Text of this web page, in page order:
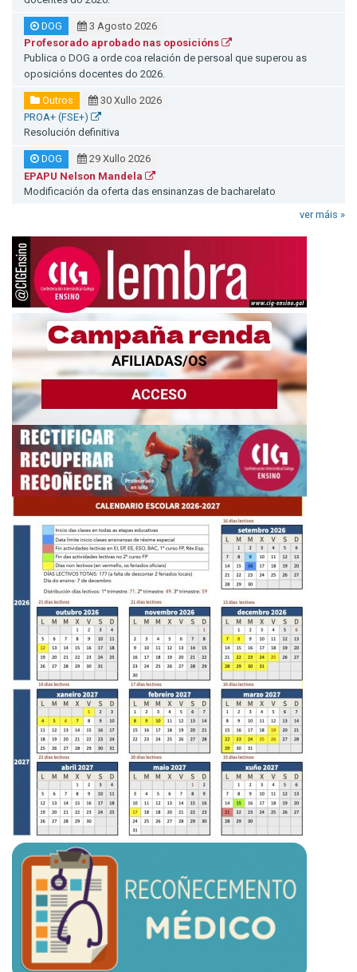
DOG
3 Agosto 2026
Profesorado aprobado nas oposicións
Publica o DOG a orde coa relación de persoal que superou as
oposicións docentes do 2026.
Outros
30 Xullo 2026
PROA+ (FSE+)
Resolución definitiva
DOG
29 Xullo 2026
EPAPU Nelson Mandela
Modificación da oferta das ensinanzas de bacharelato
ver máis »